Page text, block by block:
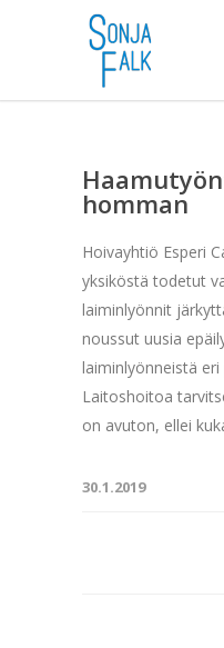
homman
Hoivayhtiö Esperi
yksiköstä todetut
laiminlyönnit
noussut uusia
laiminlyönneistä
Laitoshoitoa
on avuton, ellei
30.1.2019